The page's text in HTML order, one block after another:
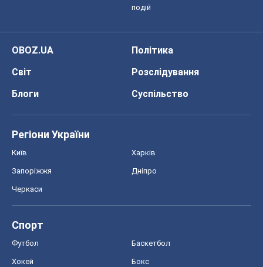
подій
OBOZ.UA
Політика
Світ
Розслідування
Блоги
Суспільство
Регіони України
Київ Харків
Запоріжжя Дніпро
Черкаси
Спорт
Футбол Баскетбол
Хокей Бокс